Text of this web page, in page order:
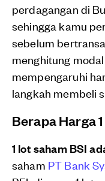
perdagangan di
sehingga kamu
sebelum
menghitung
mempengaruhi
langkah membeli
Berapa Harga
1 lot saham BSI
saham PT Bank